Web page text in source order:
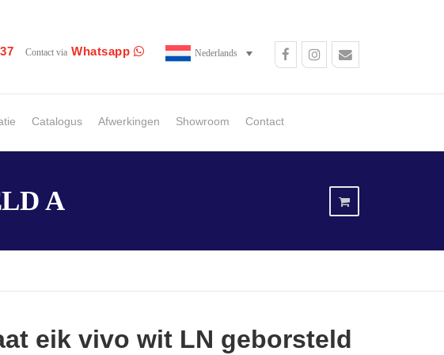
Nederlands
Contact via Whatsapp
Catalogus Afwerkingen Showroom Contact
A
eik vivo wit LN geborsteld